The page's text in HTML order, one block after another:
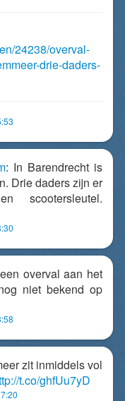
24238/overval-
drie-daders-
: In Barendrecht is
Drie daders zijn er
scootersleutel.
overval aan het
niet bekend op
zit inmiddels vol
t.co/ghfUu7yD